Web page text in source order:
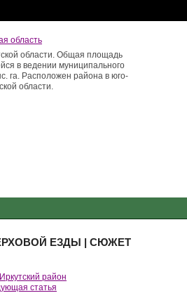
области. Общая площадь
в ведении муниципального
га. Расположен района в юго-
области.
ЕЗДЫ | СЮЖЕТ
Иркутский район
статья